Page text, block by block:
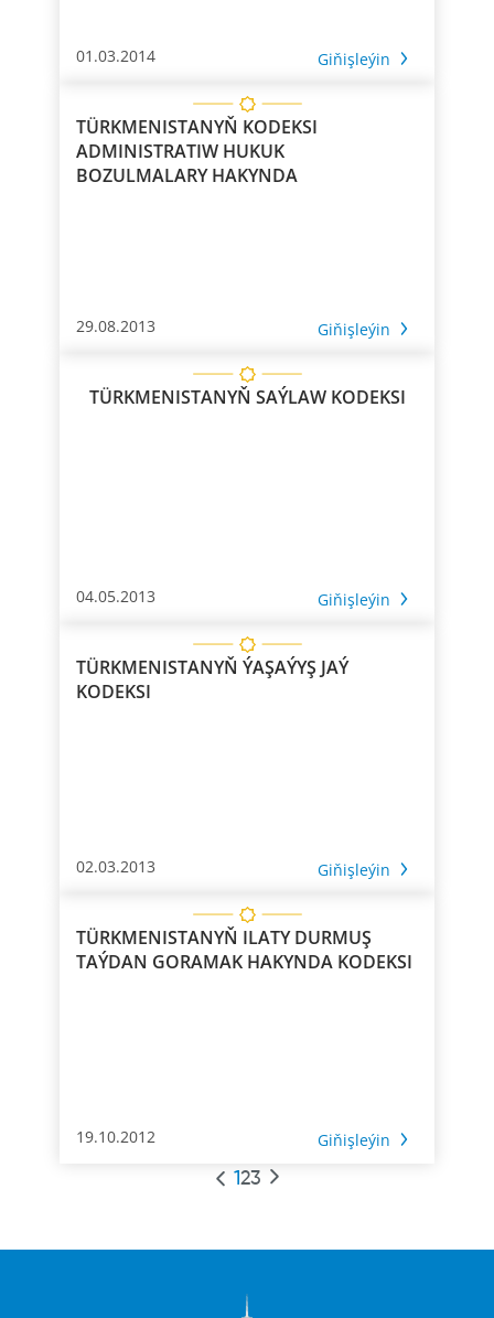
01.03.2014 Giňişleýin
TÜRKMENISTANYŇ KODEKSI
ADMINISTRATIW HUKUK
BOZULMALARY HAKYNDA
29.08.2013 Giňişleýin
TÜRKMENISTANYŇ SAÝLAW KODEKSI
04.05.2013 Giňişleýin
TÜRKMENISTANYŇ ÝAŞAÝYŞ JAÝ
KODEKSI
02.03.2013 Giňişleýin
TÜRKMENISTANYŇ ILATY DURMUŞ
TAÝDAN GORAMAK HAKYNDA KODEKSI
19.10.2012 Giňişleýin
123